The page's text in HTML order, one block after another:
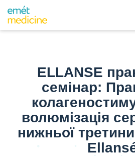
ELLANSE
семінар:
волюмізація
нижньої